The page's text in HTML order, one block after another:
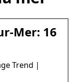
Mer: 16
Trend |